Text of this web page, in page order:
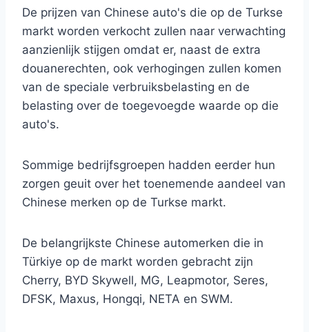
De prijzen van Chinese auto's die op de Turkse
markt worden verkocht zullen naar verwachting
aanzienlijk stijgen omdat er, naast de extra
douanerechten, ook verhogingen zullen komen
van de speciale verbruiksbelasting en de
belasting over de toegevoegde waarde op die
auto's.
Sommige bedrijfsgroepen hadden eerder hun
zorgen geuit over het toenemende aandeel van
Chinese merken op de Turkse markt.
De belangrijkste Chinese automerken die in
Türkiye op de markt worden gebracht zijn
Cherry, BYD Skywell, MG, Leapmotor, Seres,
DFSK, Maxus, Hongqi, NETA en SWM.